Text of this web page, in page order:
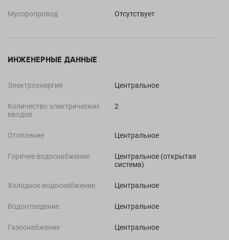
Мусоропровод Отсутствует
ИНЖЕНЕРНЫЕ ДАННЫЕ
Электроэнергия Центральное
Количество электрических
вводов
2
Отопление Центральное
Горячее водоснабжение
Центральное (открытая
система)
Холодное водоснабжение Центральное
Водоотведение Центральное
Газоснабжение Центральное